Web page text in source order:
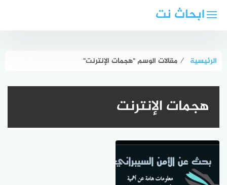
ابحاث نت
الرئيسية ⁄ مقالات الوسم "هجمات الإنترنت"
هجمات الإنترنت